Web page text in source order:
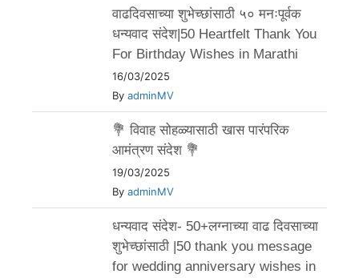
वाढदिवसाच्या शुभेच्छांसाठी ५० मनःपूर्वक
धन्यवाद संदेश|50 Heartfelt Thank You
For Birthday Wishes in Marathi
16/03/2025
By adminMV
💐 विवाह सोहळ्यासाठी खास पारंपरिक
आमंत्रण संदेश 💐
19/03/2025
By adminMV
धन्यवाद संदेश- 50+लग्नाच्या वाढ दिवसाच्या
शुभेच्छांसाठी |50 thank you message
for wedding anniversary wishes in